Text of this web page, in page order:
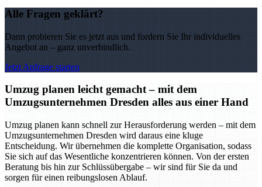
Alle Fragen geklärt?
Dann probieren Sie es jetzt aus und fordern Sie Ihr individuelles
Angebot an – ganz unverbindlich.
Jetzt Anfrage starten
Umzug planen leicht gemacht – mit dem
Umzugsunternehmen Dresden alles aus einer Hand
Umzug planen kann schnell zur Herausforderung werden – mit dem
Umzugsunternehmen Dresden wird daraus eine kluge
Entscheidung. Wir übernehmen die komplette Organisation, sodass
Sie sich auf das Wesentliche konzentrieren können. Von der ersten
Beratung bis hin zur Schlüssübergabe – wir sind für Sie da und
sorgen für einen reibungslosen Ablauf.